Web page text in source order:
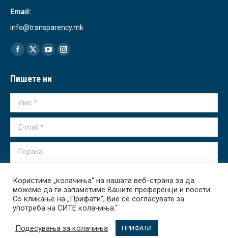
Email:
info@transparency.mk
Find us on:
Facebook
opens
in
new
X
opens
in
YouTube
opens
in
Instagram
in
Пишете ни
Име *
E-mail *
Порака
Испрати
Користиме „колачиња“ на нашата веб-страна за да
можеме да ги запаметиме Вашите преференци и посети.
Со кликање на „Прифати“, Вие се согласувате за
употреба на СИТЕ колачиња.“
Подесувања за колачиња ПРИФАТИ